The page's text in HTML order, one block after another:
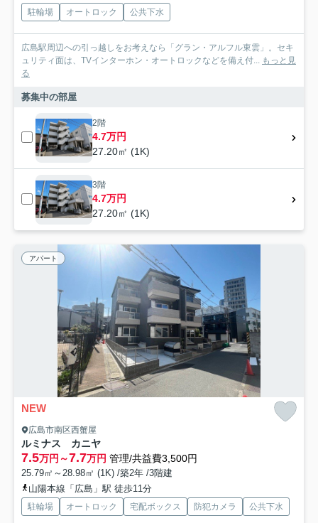
駐輪場 オートロック 公共下水
広島駅周辺への引っ越しをお考えなら「グラン・アルフル東雲」。セキ
ュリティ面は、TVインターホン・オートロックなどを備え付... もっと見
る
募集中の部屋
2階
4.7万円
27.20㎡ (1K)
3階
4.7万円
27.20㎡ (1K)
アパート
NEW
広島市南区西蟹屋
ルミナス カニヤ
7.5万円～7.7万円 管理/共益費3,500円
25.79㎡～28.98㎡ (1K) /築2年 /3階建
山陽本線「広島」駅 徒歩11分
駐輪場 オートロック 宅配ボックス 防犯カメラ 公共下水